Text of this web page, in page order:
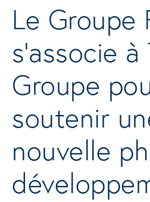
Le Groupe
s’associe
Groupe
soutenir
nouvelle